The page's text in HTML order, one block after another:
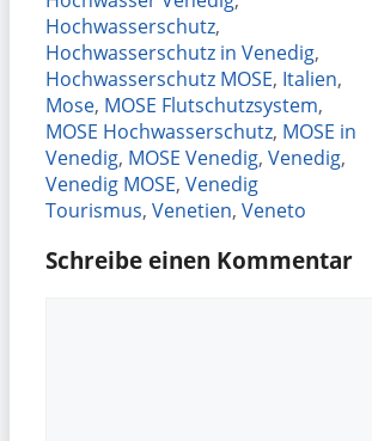
Hochwasserschutz,
Hochwasserschutz in Venedig,
Hochwasserschutz MOSE, Italien,
Mose, MOSE Flutschutzsystem,
MOSE Hochwasserschutz, MOSE in
Venedig, MOSE Venedig, Venedig,
Venedig MOSE, Venedig
Tourismus, Venetien, Veneto
Schreibe einen Kommentar